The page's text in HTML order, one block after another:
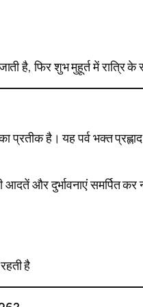
है, फिर शुभ मुहूर्त में रात्रि के
प्रतीक है। यह पर्व भक्त
आदतें और दुर्भावनाएं समर्पित
है